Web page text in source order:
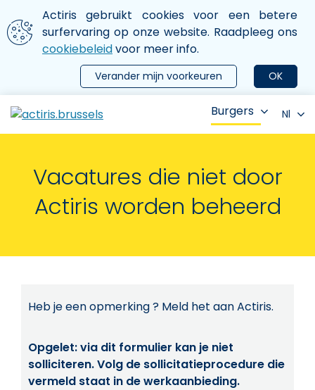
Aller au contenu principal
We gebruiken cookies
Actiris gebruikt cookies voor een betere
surfervaring op onze website. Raadpleeg ons
cookiebeleidvoor meer info.
OK
Verander mijn voorkeuren
le menu
Burgers Nl
Vacatures die niet door
Actiris worden beheerd
Heb je een opmerking ? Meld het aan Actiris.
Opgelet: via dit formulier kan je niet
solliciteren. Volg de sollicitatieprocedure die
vermeld staat in de werkaanbieding.